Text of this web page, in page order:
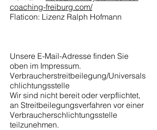
coaching-freiburg.com/
Flaticon: Lizenz Ralph Hofmann
Unsere E-Mail-Adresse finden Sie
oben im Impressum.
Verbraucherstreitbeilegung/Universals
chlichtungsstelle
Wir sind nicht bereit oder verpflichtet,
an Streitbeilegungsverfahren vor einer
Verbraucherschlichtungsstelle
teilzunehmen.